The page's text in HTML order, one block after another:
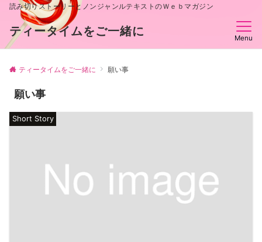
読み切りストーリーとノンジャンルテキストのＷｅｂマガジン
ティータイムをご一緒に Menu
ティータイムをご一緒に 願い事
願い事
Short Story